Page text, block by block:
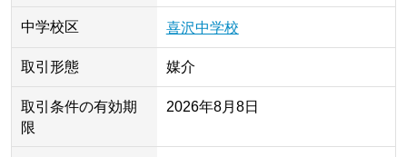
中学校区 喜沢中学校
取引形態 媒介
取引条件の有効期
限
2026年8月8日